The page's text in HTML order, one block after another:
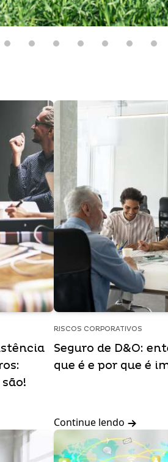
RISCOS CORPORATIVOS
Seguro de D&O:
que é e por que é
Continue lendo